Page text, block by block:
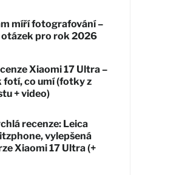
míří fotografování –
otázek pro rok 2026
Xiaomi 17 Ultra –
fotí, co umí (fotky z
+ video)
recenze: Leica
vylepšená
Xiaomi 17 Ultra (+